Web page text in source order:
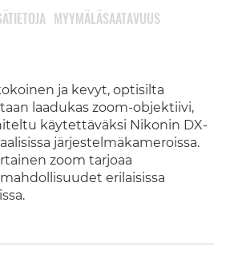
ja kevyt, optisilta
laadukas zoom-objektiivi,
käytettäväksi Nikonin DX-
järjestelmäkameroissa.
zoom tarjoaa
erilaisissa
MYYMÄLÄSAATAVUUS